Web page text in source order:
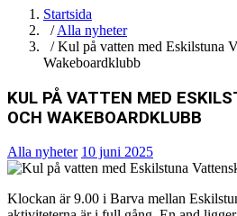
Startsida
/Alla nyheter
/ Kul på vatten med Eskilstuna
Wakeboardklubb
KUL PÅ VATTEN MED
OCH WAKEBOARDKLUBB
Alla nyheter 10 juni 2025
Klockan är 9.00 i Barva mellan